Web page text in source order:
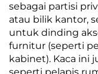
sebagai partisi
atau bilik kantor,
untuk dinding
furnitur (seperti
kabinet). Kaca ini